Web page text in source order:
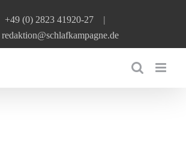
+49 (0) 2823 41920-27
|
redaktion@schlafkampagne.de